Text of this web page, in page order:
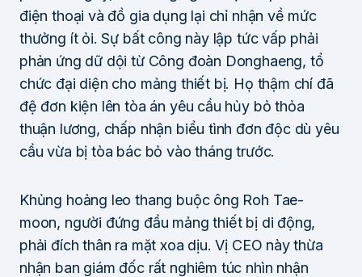
điện thoại và đồ gia dụng lại chỉ nhận về mức
thưởng ít ỏi. Sự bất công này lập tức vấp phải
phản ứng dữ dội từ Công đoàn Donghaeng, tổ
chức đại diện cho mảng thiết bị. Họ thậm chí đã
đệ đơn kiện lên tòa án yêu cầu hủy bỏ thỏa
thuận lương, chấp nhận biểu tình đơn độc dù yêu
cầu vừa bị tòa bác bỏ vào tháng trước.
Khủng hoảng leo thang buộc ông Roh Tae-
moon, người đứng đầu mảng thiết bị di động,
phải đích thân ra mặt xoa dịu. Vị CEO này thừa
nhận ban giám đốc rất nghiêm túc nhìn nhận